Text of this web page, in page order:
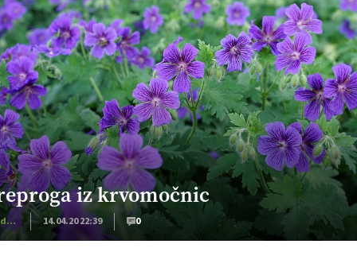
iz krvomočnic
Dom in družina 14.04.20 22:39 0